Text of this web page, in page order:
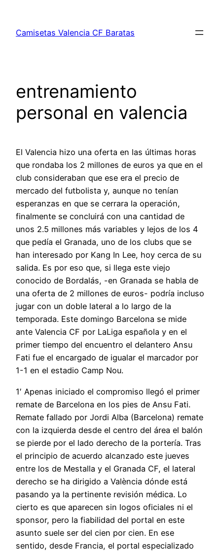
contenido
Camisetas Valencia CF Baratas
entrenamiento
personal en valencia
El Valencia hizo una oferta en las últimas horas
que rondaba los 2 millones de euros ya que en el
club consideraban que ese era el precio de
mercado del futbolista y, aunque no tenían
esperanzas en que se cerrara la operación,
finalmente se concluirá con una cantidad de
unos 2.5 millones más variables y lejos de los 4
que pedía el Granada, uno de los clubs que se
han interesado por Kang In Lee, hoy cerca de su
salida. Es por eso que, si llega este viejo
conocido de Bordalás, -en Granada se habla de
una oferta de 2 millones de euros- podría incluso
jugar con un doble lateral a lo largo de la
temporada. Este domingo Barcelona se mide
ante Valencia CF por LaLiga española y en el
primer tiempo del encuentro el delantero Ansu
Fati fue el encargado de igualar el marcador por
1-1 en el estadio Camp Nou.
1′ Apenas iniciado el compromiso llegó el primer
remate de Barcelona en los pies de Ansu Fati.
Remate fallado por Jordi Alba (Barcelona) remate
con la izquierda desde el centro del área el balón
se pierde por el lado derecho de la portería. Tras
el principio de acuerdo alcanzado este jueves
entre los de Mestalla y el Granada CF, el lateral
derecho se ha dirigido a València dónde está
pasando ya la pertinente revisión médica. Lo
cierto es que aparecen sin logos oficiales ni el
sponsor, pero la fiabilidad del portal en este
asunto suele ser del cien por cien. En ese
sentido, desde Francia, el portal especializado